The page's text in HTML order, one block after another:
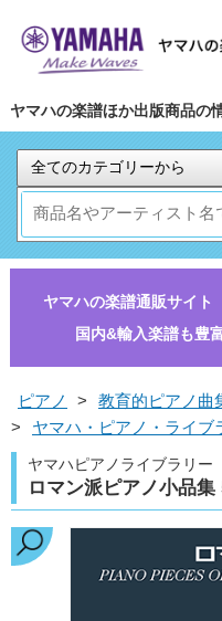
ヤマハの楽譜ほか出版商品の
ヤマハの楽譜通販サイト
国内&輸入楽譜も豊
ピアノ > 教育的ピアノ曲
>
ヤマハ・ピアノ・ライブ
ヤマハピアノライブラリー
ロマン派ピアノ小品集